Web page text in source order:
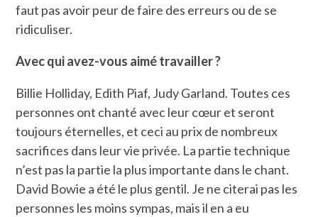
faut pas avoir peur de faire des erreurs ou de se
ridiculiser.
Avec qui avez-vous aimé travailler ?
Billie Holliday, Edith Piaf, Judy Garland. Toutes ces
personnes ont chanté avec leur cœur et seront
toujours éternelles, et ceci au prix de nombreux
sacrifices dans leur vie privée. La partie technique
n’est pas la partie la plus importante dans le chant.
David Bowie a été le plus gentil. Je ne citerai pas les
personnes les moins sympas, mais il en a eu